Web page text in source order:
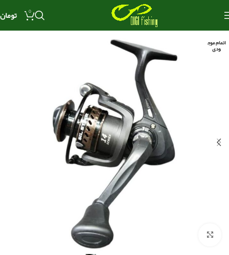
0 تومان
اتمام موج
ودی